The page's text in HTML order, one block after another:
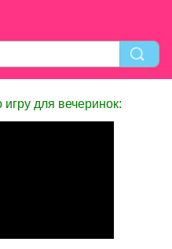
для вечеринок: